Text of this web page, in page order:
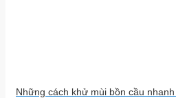
Những cách khử mùi bồn cầu